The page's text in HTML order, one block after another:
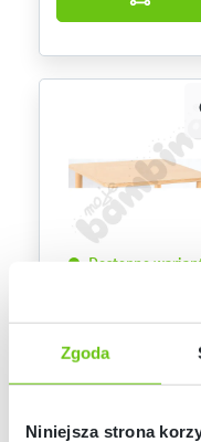
Zgoda
Niniejsza strona
Dostępne